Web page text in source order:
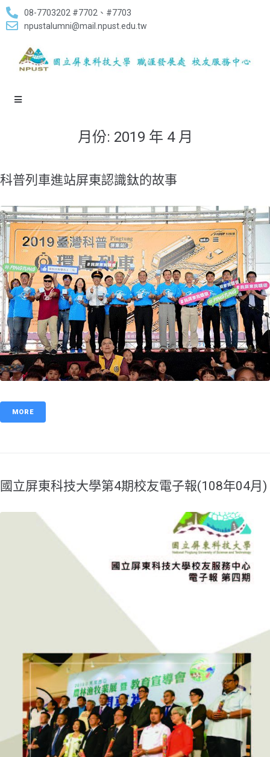
08-7703202 #7702、#7703
npustalumni@mail.npust.edu.tw
月份: 2019 年 4 月
科普列車進站屏東認識鈦的故事
MORE
國立屏東科技大學第4期校友電子報(108年04月)